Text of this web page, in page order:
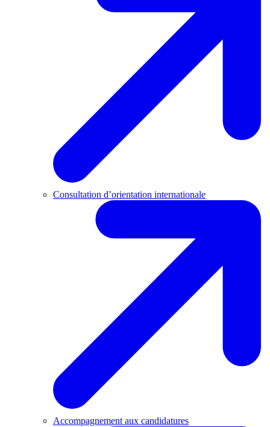
Consultation d’orientation internationale
Accompagnement aux candidatures